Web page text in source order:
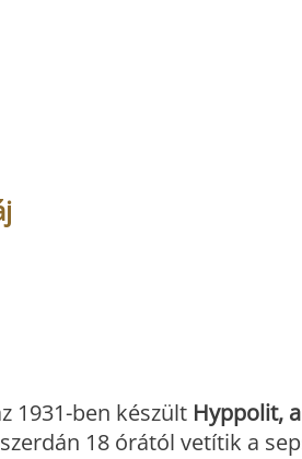
1931-ben készült Hyppolit,
18 órától vetítik a